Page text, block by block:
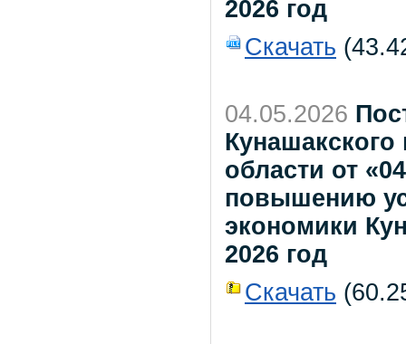
2026 год
Скачать
04.05.2026
области от
повышению
экономики
2026 год
Скачать